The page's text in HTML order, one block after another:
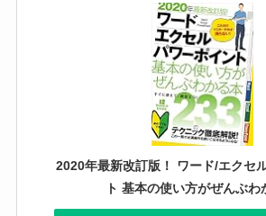
2020年最新改訂版！ ワード/エクセ
ト 基本の使い方がぜんぶわ